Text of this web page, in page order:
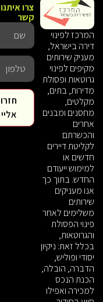
המרכז לפינוי
דירה בישראל,
מעניק שירותים
מקיפים לפינוי
גרוטאות ופסולת
מדירות, בתים,
מקלטים,
מחסנים ומבנים
אחרים
והכשרתם
לקליטת דיירים
חדשים או
למימוש ייעודם
החדש. בתוך כך
אנו מעניקים
שירותים
משלימים לאחר
פינוי הפסולת
והגרוטאות,
בכלל זאת: ניקיון
יסודי ופוליש,
הדברה, הובלה,
הכנת הנכס
למכירה ואפילו
צרו איתנו
קשר
חזרו
אליי